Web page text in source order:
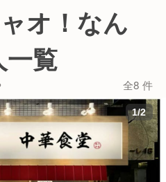
ができます。
店舗90業態を運営管理し
境を充実させ、経験問わず
きる環境作りを進めていま
オ！なん
一覧
全8 件
1/2